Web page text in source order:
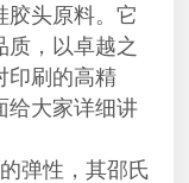
胶头原料。它
质，以卓越之
印刷的高精
给大家详细讲
弹性，其邵氏